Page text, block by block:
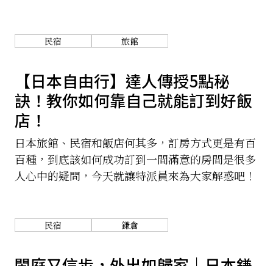
民宿 旅館
【日本自由行】達人傳授5點秘
訣！教你如何靠自己就能訂到好飯
店！
日本旅館、民宿和飯店何其多，訂房方式更是有百
百種，到底該如何成功訂到一間滿意的房間是很多
人心中的疑問，今天就讓特派員來為大家解惑吧！
民宿 鎌倉